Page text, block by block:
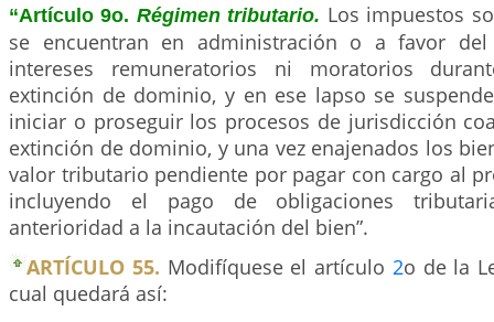
“Artículo 9o. Régimen tributario. Los impuestos
se encuentran en administración o a favor del
intereses remuneratorios ni moratorios
extinción de dominio, y en ese lapso se
iniciar o proseguir los procesos de jurisdicción
extinción de dominio, y una vez enajenados los
valor tributario pendiente por pagar con cargo al
incluyendo el pago de obligaciones
anterioridad a la incautación del bien”.
ARTÍCULO 55. Modifíquese el artículo 2o de la
cual quedará así: